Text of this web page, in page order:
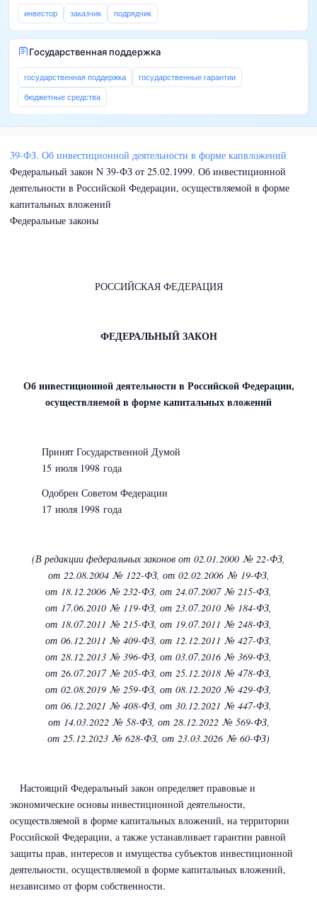
инвестор заказчик подрядчик
Государственная поддержка
государственная поддержка государственные гарантии
бюджетные средства
39-ФЗ. Об инвестиционной деятельности в форме капвложений
Федеральный закон N 39-ФЗ от 25.02.1999. Об инвестиционной
деятельности в Российской Федерации, осуществляемой в форме
капитальных вложений
Федеральные законы
РОССИЙСКАЯ ФЕДЕРАЦИЯ
ФЕДЕРАЛЬНЫЙ ЗАКОН
Об инвестиционной деятельности в Российской Федерации,
осуществляемой в форме капитальных вложений
Принят Государственной Думой
15 июля 1998 года
Одобрен Советом Федерации
17 июля 1998 года
(В редакции федеральных законов от 02.01.2000 № 22-ФЗ,
от 22.08.2004 № 122-ФЗ, от 02.02.2006 № 19-ФЗ,
от 18.12.2006 № 232-ФЗ, от 24.07.2007 № 215-ФЗ,
от 17.06.2010 № 119-ФЗ, от 23.07.2010 № 184-ФЗ,
от 18.07.2011 № 215-ФЗ, от 19.07.2011 № 248-ФЗ,
от 06.12.2011 № 409-ФЗ, от 12.12.2011 № 427-ФЗ,
от 28.12.2013 № 396-ФЗ, от 03.07.2016 № 369-ФЗ,
от 26.07.2017 № 205-ФЗ, от 25.12.2018 № 478-ФЗ,
от 02.08.2019 № 259-ФЗ, от 08.12.2020 № 429-ФЗ,
от 06.12.2021 № 408-ФЗ, от 30.12.2021 № 447-ФЗ,
от 14.03.2022 № 58-ФЗ, от 28.12.2022 № 569-ФЗ,
от 25.12.2023 № 628-ФЗ, от 23.03.2026 № 60-ФЗ)
Настоящий Федеральный закон определяет правовые и
экономические основы инвестиционной деятельности,
осуществляемой в форме капитальных вложений, на территории
Российской Федерации, а также устанавливает гарантии равной
защиты прав, интересов и имущества субъектов инвестиционной
деятельности, осуществляемой в форме капитальных вложений,
независимо от форм собственности.